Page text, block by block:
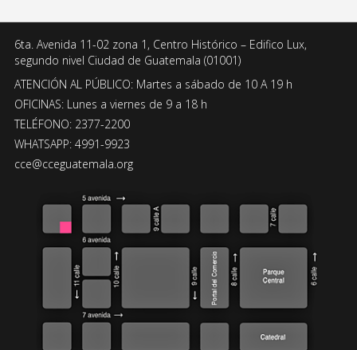
6ta. Avenida 11-02 zona 1, Centro Histórico – Edifico Lux,
segundo nivel Ciudad de Guatemala (01001)
ATENCIÓN AL PÚBLICO: Martes a sábado de 10 A 19 h
OFICINAS: Lunes a viernes de 9 a 18 h
TELÉFONO: 2377-2200
WHATSAPP: 4991-9923
cce@cceguatemala.org